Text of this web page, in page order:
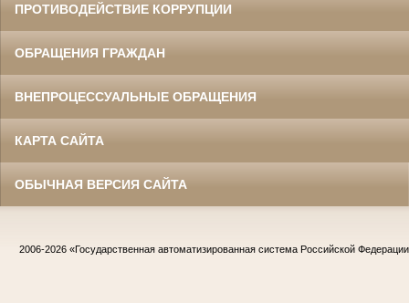
ПРОТИВОДЕЙСТВИЕ КОРРУПЦИИ
ОБРАЩЕНИЯ ГРАЖДАН
ВНЕПРОЦЕССУАЛЬНЫЕ ОБРАЩЕНИЯ
КАРТА САЙТА
ОБЫЧНАЯ ВЕРСИЯ САЙТА
2006-2026 «Государственная автоматизированная система Российской